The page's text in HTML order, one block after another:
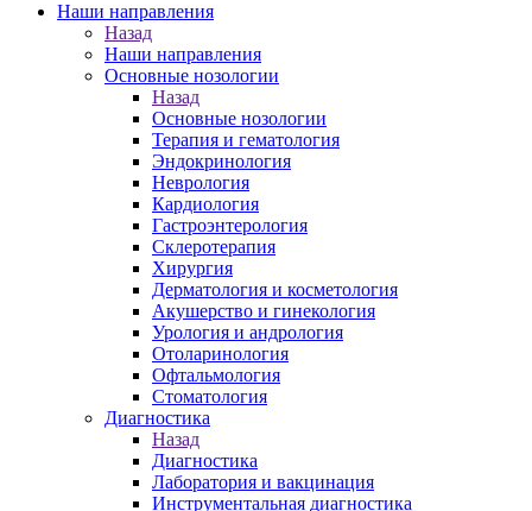
Наши направления
Назад
Наши направления
Основные нозологии
Назад
Основные нозологии
Терапия и гематология
Эндокринология
Неврология
Кардиология
Гастроэнтерология
Склеротерапия
Хирургия
Дерматология и косметология
Акушерство и гинекология
Урология и андрология
Отоларинология
Офтальмология
Стоматология
Диагностика
Назад
Диагностика
Лаборатория и вакцинация
Инструментальная диагностика